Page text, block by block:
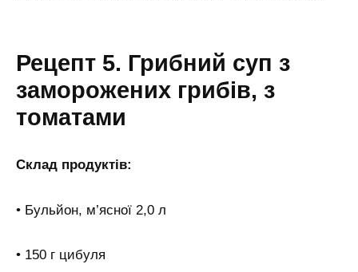
Рецепт 5. Грибний суп з
заморожених грибів, з
томатами
Склад продуктів:
• Бульйон, м’ясної 2,0 л
• 150 г цибуля